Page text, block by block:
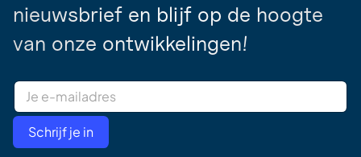
nieuwsbrief en blijf op de hoogte
van onze ontwikkelingen!
E
a
l
Schrijf je in